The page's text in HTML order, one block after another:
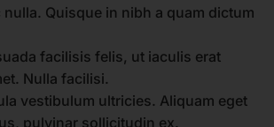
Quisque in nibh a quam dictum
facilisis felis, ut iaculis erat
Nulla facilisi.
vestibulum ultricies. Aliquam eget
pulvinar sollicitudin ex.